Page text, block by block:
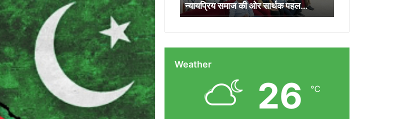
की
ओर
न्यायप्रिय समाज की ओर सार्थक पहल…
Weather
26 ℃